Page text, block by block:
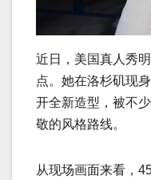
近日，美国真人秀
点。她在洛杉矶现
开全新造型，被不
敬的风格路线。
从现场画面来看，